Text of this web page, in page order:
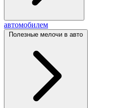
автомобилем
Полезные мелочи в авто